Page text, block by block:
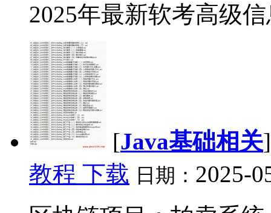
2025年最新软考高级
[Java基础相关
教程 下载 日期： 2025-